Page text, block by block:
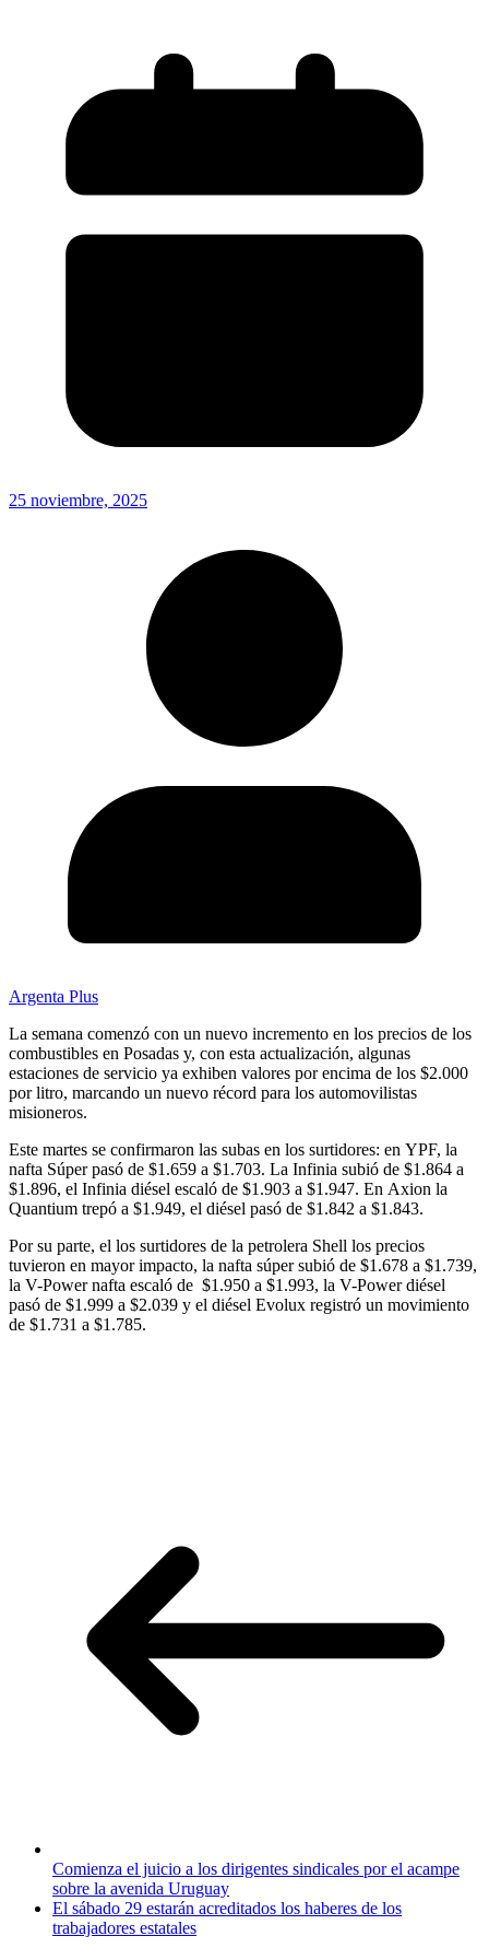
25 noviembre, 2025
Argenta Plus
La semana comenzó con un nuevo incremento en los precios de los
combustibles en Posadas y, con esta actualización, algunas
estaciones de servicio ya exhiben valores por encima de los $2.000
por litro, marcando un nuevo récord para los automovilistas
misioneros.
Este martes se confirmaron las subas en los surtidores: en YPF, la
nafta Súper pasó de $1.659 a $1.703. La Infinia subió de $1.864 a
$1.896, el Infinia diésel escaló de $1.903 a $1.947. En Axion la
Quantium trepó a $1.949, el diésel pasó de $1.842 a $1.843.
Por su parte, el los surtidores de la petrolera Shell los precios
tuvieron en mayor impacto, la nafta súper subió de $1.678 a $1.739,
la V-Power nafta escaló de $1.950 a $1.993, la V-Power diésel
pasó de $1.999 a $2.039 y el diésel Evolux registró un movimiento
de $1.731 a $1.785.
Comienza el juicio a los dirigentes sindicales por el acampe
sobre la avenida Uruguay
El sábado 29 estarán acreditados los haberes de los
trabajadores estatales